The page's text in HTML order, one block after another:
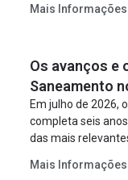
empreendimento.
projeto a projeto.
Mais Informações
Os avanços e
Saneamento
Em julho de 2026,
completa seis
das mais
serviços, ampliar a
Mais Informações